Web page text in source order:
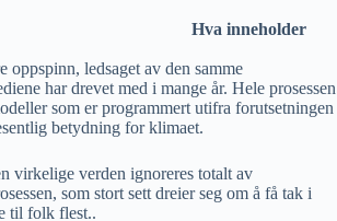
Hva inneholder
oppspinn, ledsaget av den samme
har drevet med i mange år. Hele prosessen
som er programmert utifra forutsetningen
betydning for klimaet.
virkelige verden ignoreres totalt av
som stort sett dreier seg om å få tak i
til folk flest..